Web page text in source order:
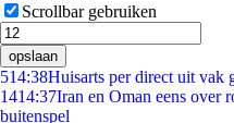
Scrollbar gebruiken
opslaan
514:38Huisarts per direct uit vak
1414:37Iran en Oman eens over
buitenspel